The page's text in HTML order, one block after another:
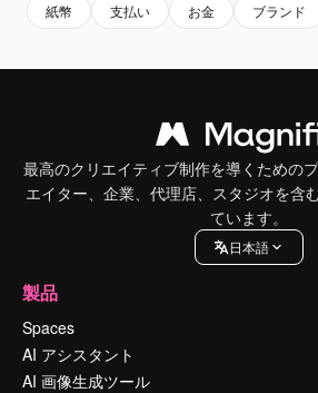
紙幣 支払い お金 ブランド
最高のクリエイティブ制作を導くための
エイター、企業、代理店、スタジオを含
ています。
日本語
製品
Spaces
AI アシスタント
AI 画像生成ツール